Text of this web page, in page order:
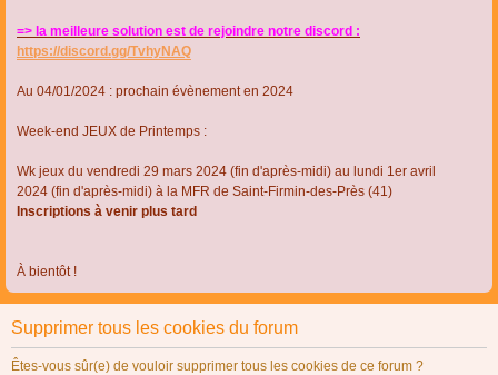
=> la meilleure solution est de rejoindre notre discord :
https://discord.gg/TvhyNAQ
Au 04/01/2024 : prochain évènement en 2024
Week-end JEUX de Printemps :
Wk jeux du vendredi 29 mars 2024 (fin d'après-midi) au lundi 1er avril
2024 (fin d'après-midi) à la MFR de Saint-Firmin-des-Près (41)
Inscriptions à venir plus tard
À bientôt !
Supprimer tous les cookies du forum
Êtes-vous sûr(e) de vouloir supprimer tous les cookies de ce forum ?